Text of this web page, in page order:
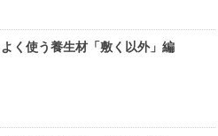
よく使う養生材「敷く以外」編